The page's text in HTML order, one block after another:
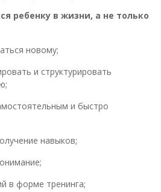
ребенку в жизни, а не только
новому;
и структурировать
и быстро
навыков;
в форме тренинга;